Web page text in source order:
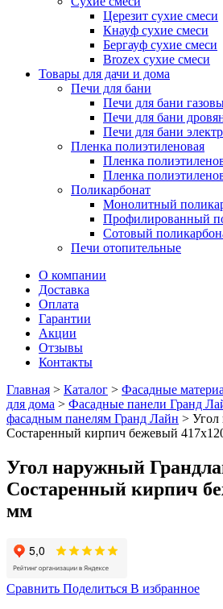
Церезит сухие смеси
Кнауф сухие смеси
Бергауф сухие смеси
Brozex сухие смеси
Товары для дачи и дома
Печи для бани
Печи для бани
Печи для бани
Печи для бани
Пленка полиэтиленовая
Пленка
Пленка
Поликарбонат
Монолитный
Профилированный
Сотовый
Печи отопительные
О компании
Доставка
Оплата
Гарантии
Акции
Отзывы
Контакты
Главная > Каталог > Фасадные
для дома > Фасадные панели Гранд
фасадным панелям Гранд Лайн > Угол
Состаренный кирпич бежевый
Угол наружный
Состаренный кирпич
мм
Сравнить Поделиться В избранное